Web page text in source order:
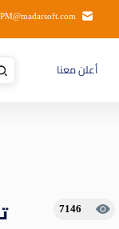
PM@madarsoft.com
أعلن معنا
7146